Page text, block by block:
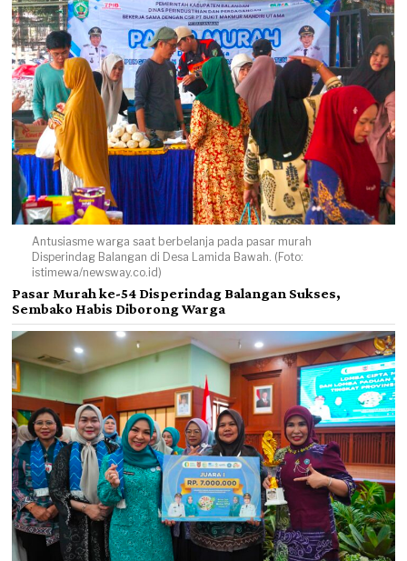
Antusiasme warga saat berbelanja pada pasar murah
Disperindag Balangan di Desa Lamida Bawah. (Foto:
istimewa/newsway.co.id)
Pasar Murah ke-54 Disperindag Balangan Sukses,
Sembako Habis Diborong Warga